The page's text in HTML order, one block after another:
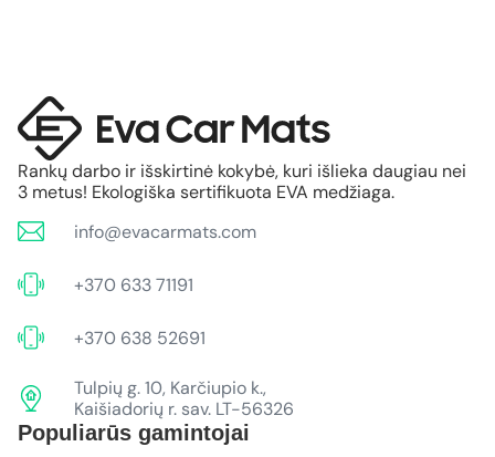
Rankų darbo ir išskirtinė kokybė, kuri išlieka daugiau nei
3 metus! Ekologiška sertifikuota EVA medžiaga.
info@evacarmats.com
+370 633 71191
+370 638 52691
Tulpių g. 10, Karčiupio k.,
Kaišiadorių r. sav. LT-56326
Populiarūs gamintojai